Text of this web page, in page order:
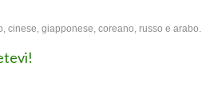
cinese, giapponese, coreano, russo e arabo.